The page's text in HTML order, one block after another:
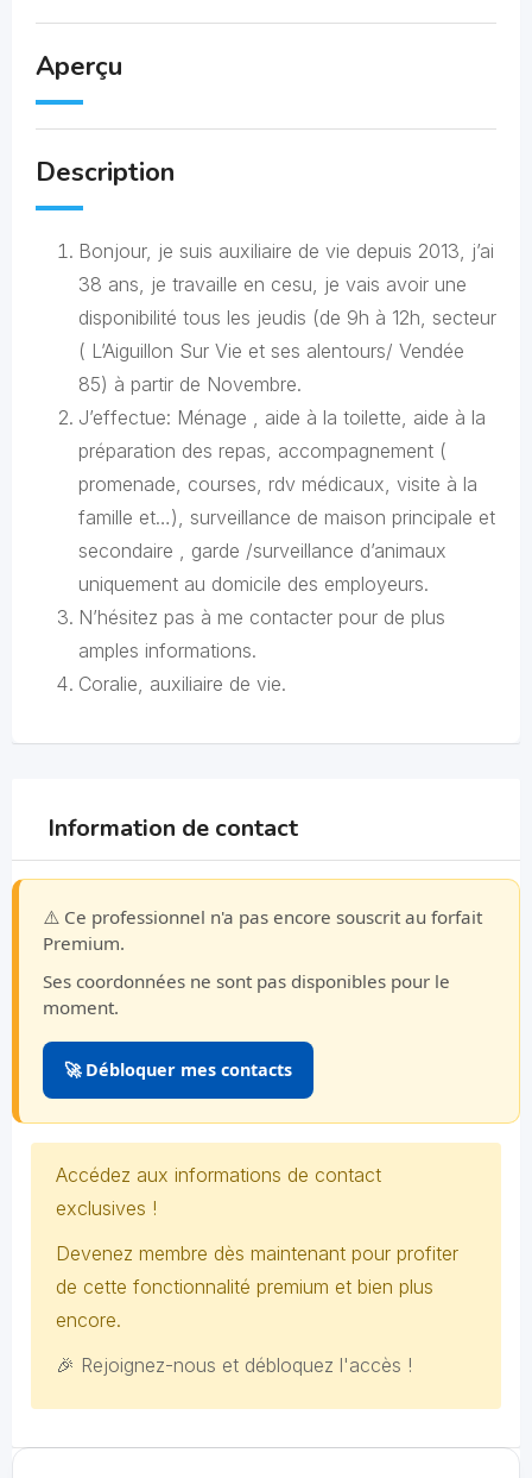
Aperçu
Description
Bonjour, je suis auxiliaire de vie depuis 2013, j’ai
38 ans, je travaille en cesu, je vais avoir une
disponibilité tous les jeudis (de 9h à 12h, secteur
( L’Aiguillon Sur Vie et ses alentours/ Vendée
85) à partir de Novembre.
J’effectue: Ménage , aide à la toilette, aide à la
préparation des repas, accompagnement (
promenade, courses, rdv médicaux, visite à la
famille et…), surveillance de maison principale et
secondaire , garde /surveillance d’animaux
uniquement au domicile des employeurs.
N’hésitez pas à me contacter pour de plus
amples informations.
Coralie, auxiliaire de vie.
Information de contact
⚠️ Ce professionnel n'a pas encore souscrit au forfait
Premium.
Ses coordonnées ne sont pas disponibles pour le
moment.
🚀 Débloquer mes contacts
Accédez aux informations de contact
exclusives !
Devenez membre dès maintenant pour profiter
de cette fonctionnalité premium et bien plus
encore.
🎉 Rejoignez-nous et débloquez l'accès !